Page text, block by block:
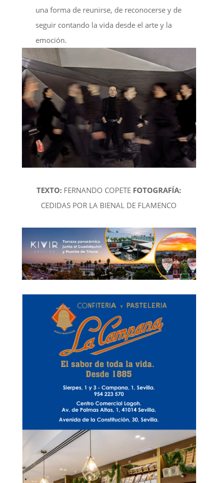
una forma de reunirse, de reconocerse y de
seguir contando la vida desde el arte y la
emoción.
TEXTO: FERNANDO COPETE FOTOGRAFÍA:
CEDIDAS POR LA BIENAL DE FLAMENCO